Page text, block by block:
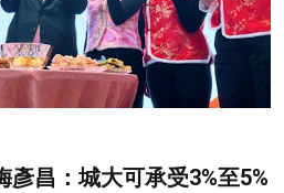
昌：城大可承受3%至5%